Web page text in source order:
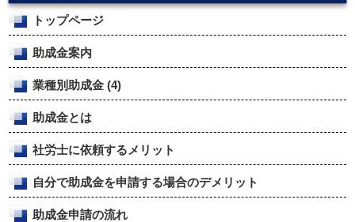
トップページ
助成金案内
業種別助成金 (4)
助成金とは
社労士に依頼するメリット
自分で助成金を申請する場合のデメリット
助成金申請の流れ